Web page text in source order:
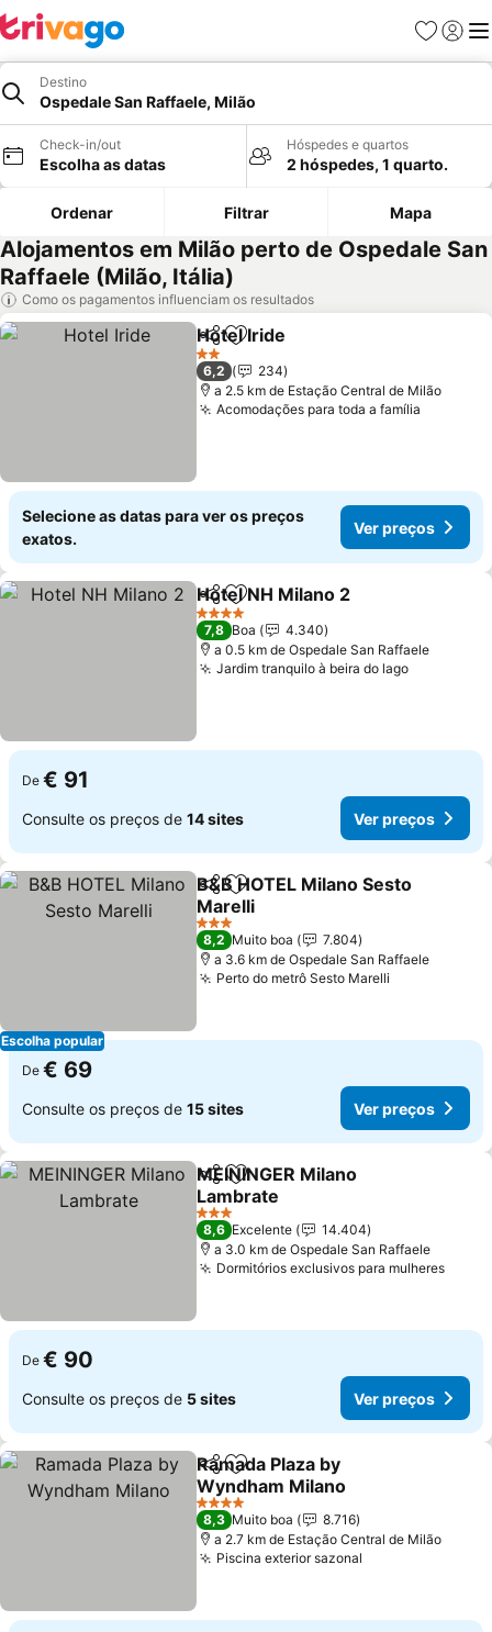
Favoritos
Iniciar
Destino
Ospedale San Raffaele, Milão
Check-in/out
Escolha as datas
Hóspedes e quartos
2 hóspedes, 1 quarto.
Ordenar Filtrar Mapa
Alojamentos em Milão perto de Ospedale San
Raffaele (Milão, Itália)
Como os pagamentos influenciam os resultados
PartilharAdicionar aos favoritos
Hotel Iride
2 Estrelas
6,2
234
a 2.5 km de Estação Central de Milão
Acomodações para toda a família
Selecione as datas para ver os preços
exatos.
Ver preços
PartilharAdicionar aos favoritos
Hotel NH Milano 2
4 Estrelas
7,8 Boa
4.340
a 0.5 km de Ospedale San Raffaele
Jardim tranquilo à beira do lago
De € 91
Consulte os preços de 14 sites Ver preços
Escolha popular
PartilharAdicionar aos favoritos
B&B HOTEL Milano Sesto
Marelli
3 Estrelas
8,2 Muito boa
7.804
a 3.6 km de Ospedale San Raffaele
Perto do metrô Sesto Marelli
De € 69
Consulte os preços de 15 sites Ver preços
PartilharAdicionar aos favoritos
MEININGER Milano
Lambrate
3 Estrelas
8,6 Excelente
14.404
a 3.0 km de Ospedale San Raffaele
Dormitórios exclusivos para mulheres
De € 90
Consulte os preços de 5 sites Ver preços
PartilharAdicionar aos favoritos
Ramada Plaza by
Wyndham Milano
4 Estrelas
8,3 Muito boa
8.716
a 2.7 km de Estação Central de Milão
Piscina exterior sazonal